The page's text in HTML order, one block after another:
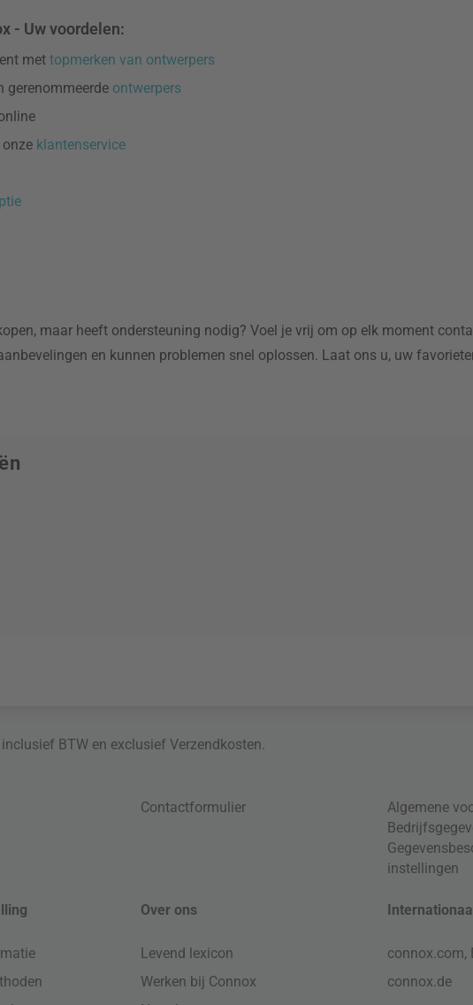
- Uw voordelen:
met topmerken van ontwerpers
gerenommeerde ontwerpers
klantenservice
maar heeft ondersteuning nodig? Voel je vrij om op elk moment
en kunnen problemen snel oplossen. Laat ons u, uw
BTW en exclusiefVerzendkosten.
Contactformulier Algemene
instellingen
Over ons
Levend lexicon
Werken bij Connox
connox.com,
connox.de